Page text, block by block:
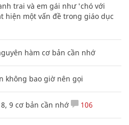
trai và em gái như 'chó với
hiện một vấn đề trong giáo dục
hàm cơ bản cần nhớ
không bao giờ nên gọi
9 cơ bản cần nhớ 106